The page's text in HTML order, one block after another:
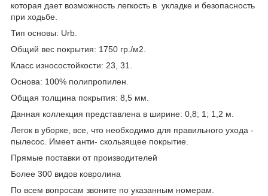
которая дает возможность легкость в укладке и безопасность
при ходьбе.
Тип основы: Urb.
Общий вес покрытия: 1750 гр./м2.
Класс износостойкости: 23, 31.
Основа: 100% полипропилен.
Общая толщина покрытия: 8,5 мм.
Данная коллекция представлена в ширине: 0,8; 1; 1,2 м.
Легок в уборке, все, что необходимо для правильного ухода -
пылесос. Имеет анти- скользящее покрытие.
Прямые поставки от производителей
Более 300 видов ковролина
По всем вопросам звоните по указанным номерам.